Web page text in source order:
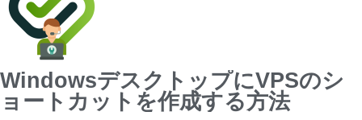
WindowsデスクトップにVPSのシ
ョートカットを作成する方法